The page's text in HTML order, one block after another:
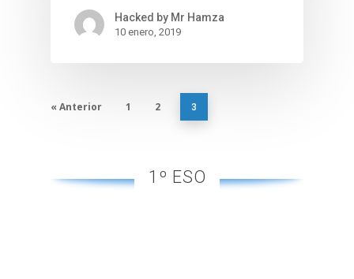
Hacked by Mr Hamza
10 enero, 2019
« Anterior 1 2 3
1º ESO